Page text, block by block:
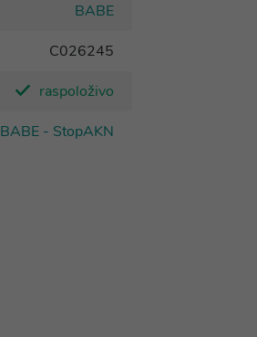
BABE
C026245
raspoloživo
BABE - StopAKN